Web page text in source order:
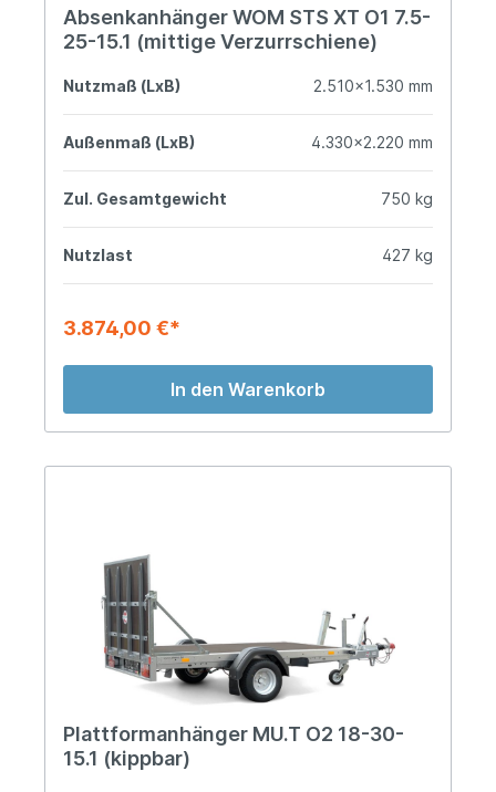
Absenkanhänger WOM STS XT O1 7.5-
25-15.1 (mittige Verzurrschiene)
Nutzmaß (LxB) 2.510x1.530 mm
Außenmaß (LxB) 4.330x2.220 mm
Zul. Gesamtgewicht 750 kg
Nutzlast 427 kg
3.874,00 €*
In den Warenkorb
Plattformanhänger MU.T O2 18-30-
15.1 (kippbar)